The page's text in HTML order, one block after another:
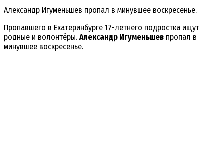
Александр Игуменьшев пропал в минувшее воскресенье.
Пропавшего в Екатеринбурге 17-летнего подростка ищут
родные и волонтёры. Александр Игуменьшев пропал в
минувшее воскресенье.